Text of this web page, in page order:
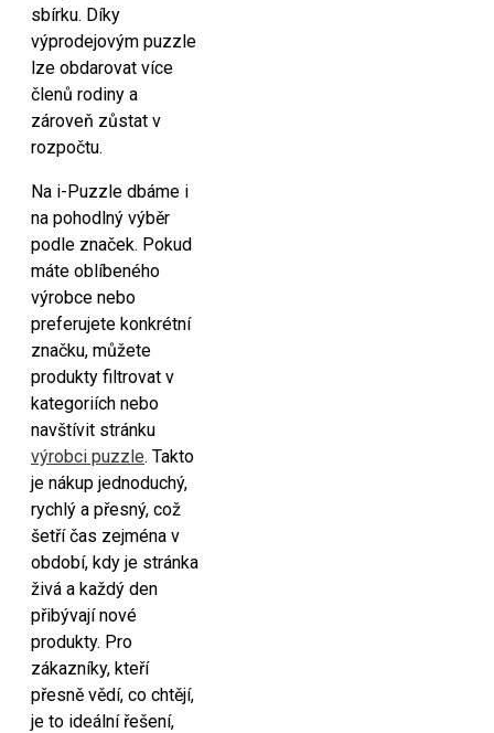
sbírku. Díky
výprodejovým puzzle
lze obdarovat více
členů rodiny a
zároveň zůstat v
rozpočtu.
Na i-Puzzle dbáme i
na pohodlný výběr
podle značek. Pokud
máte oblíbeného
výrobce nebo
preferujete konkrétní
značku, můžete
produkty filtrovat v
kategoriích nebo
navštívit stránku
výrobci puzzle. Takto
je nákup jednoduchý,
rychlý a přesný, což
šetří čas zejména v
období, kdy je stránka
živá a každý den
přibývají nové
produkty. Pro
zákazníky, kteří
přesně vědí, co chtějí,
je to ideální řešení,